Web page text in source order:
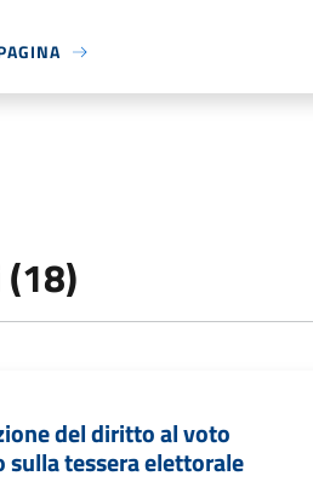
del diritto al voto
sulla tessera elettorale